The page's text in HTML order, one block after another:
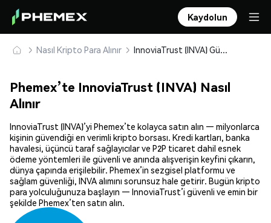
Kaydolun
Nasıl Kripto Para Alınır InnoviaTrust (INVA) Güvenle Satın Alın ve Saklayın
Phemex’te InnoviaTrust (INVA) Nasıl
Alınır
InnoviaTrust (INVA)’yi Phemex’te kolayca satın alın — milyonlarca
kişinin güvendiği en verimli kripto borsası. Kredi kartları, banka
havalesi, üçüncü taraf sağlayıcılar ve P2P ticaret dahil esnek
ödeme yöntemleri ile güvenli ve anında alışverişin keyfini çıkarın,
dünya çapında erişilebilir. Phemex’in sezgisel platformu ve
sağlam güvenliği, INVA alımını sorunsuz hale getirir. Bugün kripto
para yolculuğunuza başlayın — InnoviaTrust’i güvenli ve emin bir
şekilde Phemex’ten satın alın.